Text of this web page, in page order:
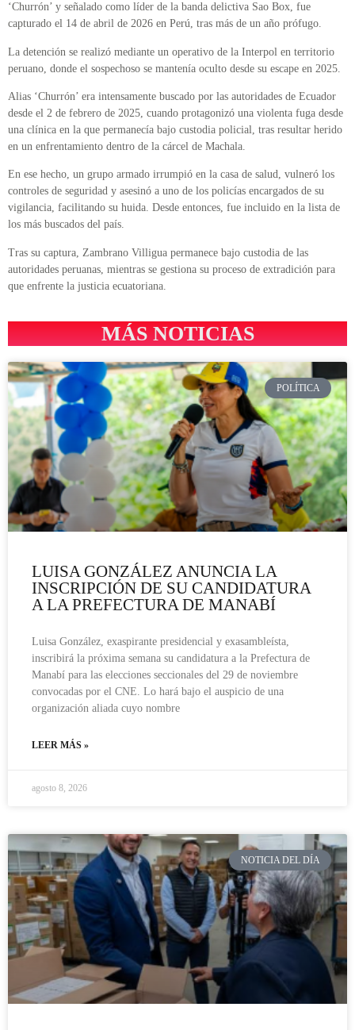
‘Churrón’ y señalado como líder de la banda delictiva Sao Box, fue
capturado el 14 de abril de 2026 en Perú, tras más de un año prófugo.
La detención se realizó mediante un operativo de la Interpol en territorio
peruano, donde el sospechoso se mantenía oculto desde su escape en 2025.
Alias ‘Churrón’ era intensamente buscado por las autoridades de Ecuador
desde el 2 de febrero de 2025, cuando protagonizó una violenta fuga desde
una clínica en la que permanecía bajo custodia policial, tras resultar herido
en un enfrentamiento dentro de la cárcel de Machala.
En ese hecho, un grupo armado irrumpió en la casa de salud, vulneró los
controles de seguridad y asesinó a uno de los policías encargados de su
vigilancia, facilitando su huida. Desde entonces, fue incluido en la lista de
los más buscados del país.
Tras su captura, Zambrano Villigua permanece bajo custodia de las
autoridades peruanas, mientras se gestiona su proceso de extradición para
que enfrente la justicia ecuatoriana.
MÁS NOTICIAS
POLÍTICA
LUISA GONZÁLEZ ANUNCIA LA
INSCRIPCIÓN DE SU CANDIDATURA
A LA PREFECTURA DE MANABÍ
Luisa González, exaspirante presidencial y exasambleísta,
inscribirá la próxima semana su candidatura a la Prefectura de
Manabí para las elecciones seccionales del 29 de noviembre
convocadas por el CNE. Lo hará bajo el auspicio de una
organización aliada cuyo nombre
LEER MÁS »
agosto 8, 2026
NOTICIA DEL DÍA